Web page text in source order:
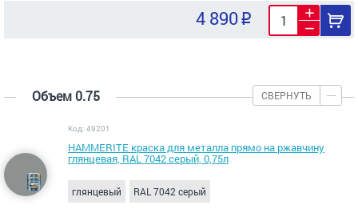
4 890
Объем 0.75 СВЕРНУТЬ
Код: 49201
HAMMERITE краска для металла прямо на ржавчину
глянцевая, RAL 7042 серый, 0,75л
глянцевый RAL 7042 серый